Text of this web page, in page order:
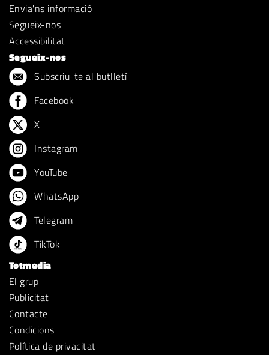
Envia'ns informació
Segueix-nos
Accessibilitat
Segueix-nos
Subscriu-te al butlletí
Facebook
X
Instagram
YouTube
WhatsApp
Telegram
TikTok
Totmedia
El grup
Publicitat
Contacte
Condicions
Política de privacitat